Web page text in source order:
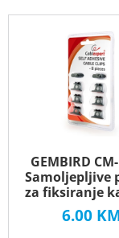
GEMBIRD
Samoljepljive
za fiksiranje
6.00